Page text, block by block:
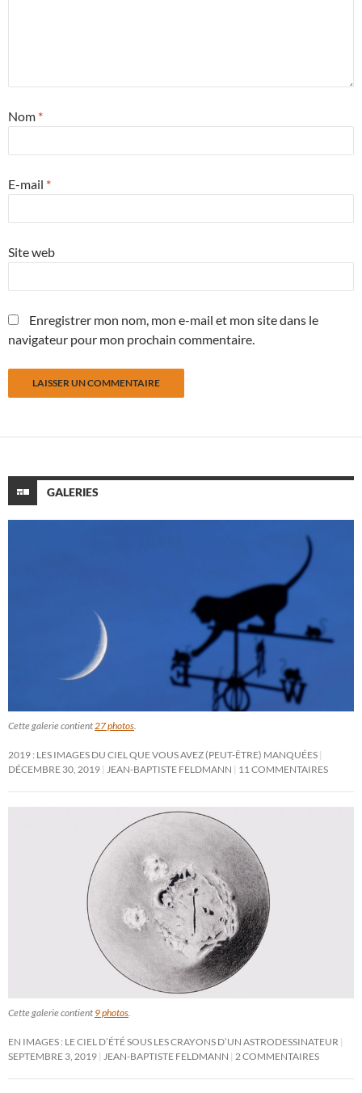
Nom *
E-mail *
Site web
Enregistrer mon nom, mon e-mail et mon site dans le
navigateur pour mon prochain commentaire.
GALERIES
Cette galerie contient27 photos.
2019 : LES IMAGES DU CIEL QUE VOUS AVEZ (PEUT-ÊTRE) MANQUÉES
DÉCEMBRE 30, 2019 JEAN-BAPTISTE FELDMANN 11 COMMENTAIRES
Cette galerie contient 9 photos
EN IMAGES : LE CIEL D’ÉTÉ SOUS LES CRAYONS D’UN ASTRODESSINATEUR
SEPTEMBRE 3, 2019
JEAN-BAPTISTE FELDMANN 2 COMMENTAIRES